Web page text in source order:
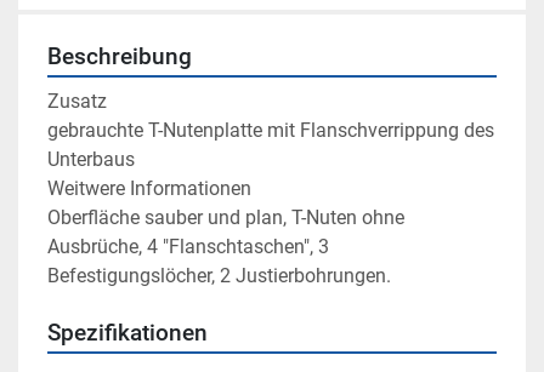
Beschreibung
Zusatz
gebrauchte T-Nutenplatte mit Flanschverrippung des
Unterbaus
Weitwere Informationen
Oberfläche sauber und plan, T-Nuten ohne
Ausbrüche, 4 "Flanschtaschen", 3
Befestigungslöcher, 2 Justierbohrungen.
Spezifikationen